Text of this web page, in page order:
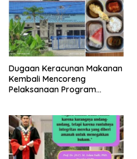
Dugaan Keracunan Makanan
Kembali Mencoreng
Pelaksanaan Program
Bersama Kota Dumai